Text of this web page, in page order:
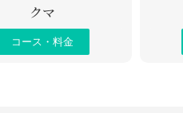
クマ
コース・料金